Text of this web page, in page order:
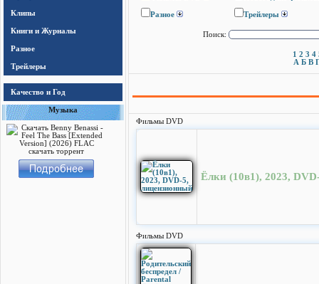
Клипы
Книги и Журналы
Разное
Трейлеры
Качество и Год
Музыка
Разное Трейлеры
Поиск:
1 2 3 4
А Б В
Фильмы DVD
Ёлки (10в1), 2023,
Фильмы DVD